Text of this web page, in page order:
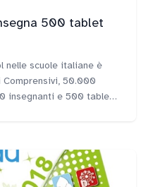
500 tablet
nelle scuole italiane è
50.000
insegnanti e 500 tablet